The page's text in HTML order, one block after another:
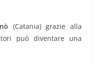
(Catania) grazie alla
può diventare una